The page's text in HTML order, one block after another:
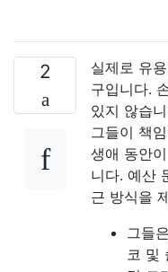
2
실제로 유
구입니다.
있지 않습
그들이 책
생애 동안
니다. 예산
근 방식을
그들
코 및